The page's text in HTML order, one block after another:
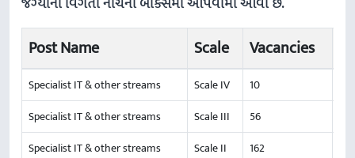
Post Name Scale Vacancies
Specialist IT & other streams Scale IV
10
Specialist IT & other streams
Scale III
56
Specialist IT & other streams
Scale II
162